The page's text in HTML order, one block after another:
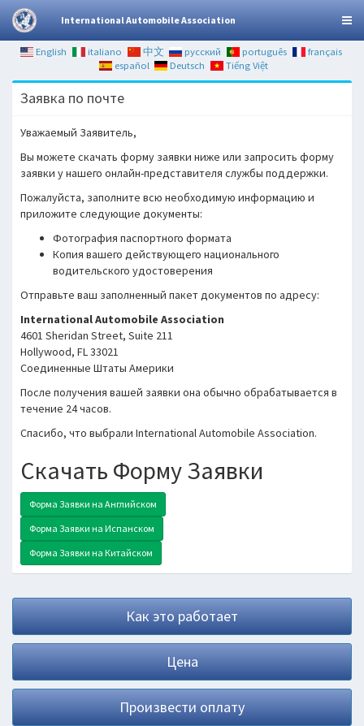
International Automobile Association
English italiano 中文 русский português
français
español
Deutsch Tiếng Việt
Заявка по почте
Уважаемый Заявитель,
Вы можете скачать форму заявки ниже или запросить форму
заявки у нашего онлайн-представителя службы поддержки.
Пожалуйста, заполните всю необходимую информацию и
приложите следующие документы:
Фотография паспортного формата
Копия вашего действующего национального
водительского удостоверения
Отправьте ваш заполненный пакет документов по адресу:
International Automobile Association
4601 Sheridan Street, Suite 211
Hollywood, FL 33021
Соединенные Штаты Америки
После получения вашей заявки она обычно обрабатывается в
течение 24 часов.
Спасибо, что выбрали International Automobile Association.
Скачать Форму Заявки
Форма Заявки на Английском
Форма Заявки на Испанском
Форма Заявки на Китайском
Как это работает
Цена
Произвести оплату